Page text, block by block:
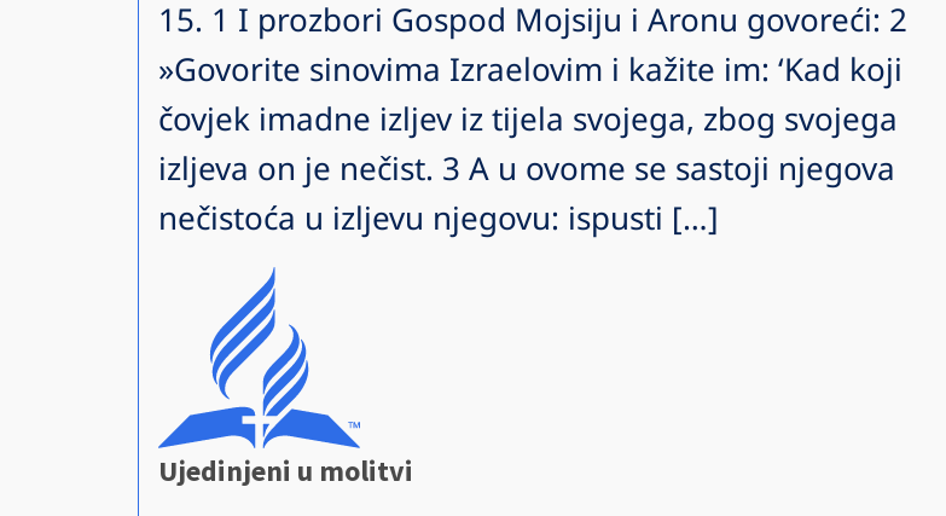
15. 1 I prozbori Gospod Mojsiju i Aronu govoreći: 2
»Govorite sinovima Izraelovim i kažite im: ‘Kad koji
čovjek imadne izljev iz tijela svojega, zbog svojega
izljeva on je nečist. 3 A u ovome se sastoji njegova
nečistoća u izljevu njegovu: ispusti […]
Ujedinjeni u molitvi